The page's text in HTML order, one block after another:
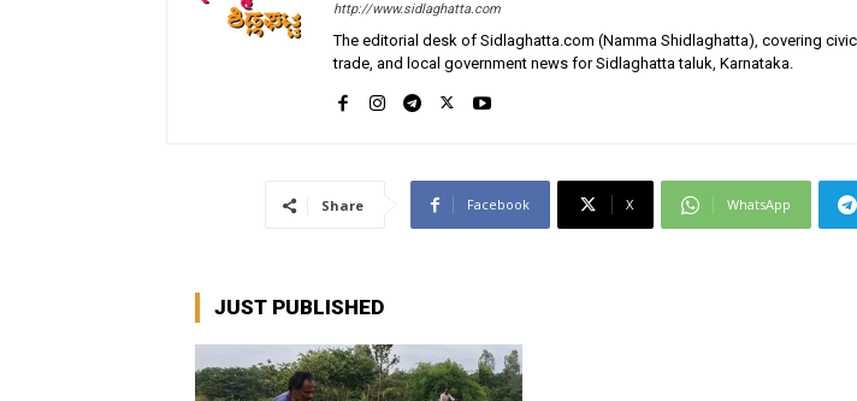
http://www.sidlaghatta.com
The editorial desk of Sidlaghatta.com (Namma Shidlaghatta), covering
trade, and local government news for Sidlaghatta taluk, Karnataka.
Share Facebook X WhatsApp
JUST PUBLISHED